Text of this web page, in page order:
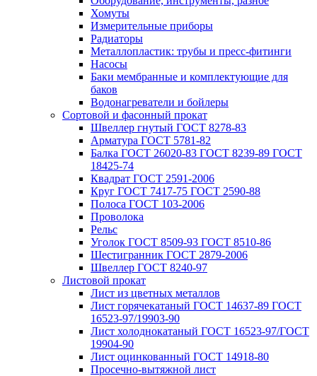
Хомуты
Измерительные приборы
Радиаторы
Металлопластик: трубы и пресс-фитинги
Насосы
Баки мембранные и комплектующие для
баков
Водонагреватели и бойлеры
Сортовой и фасонный прокат
Швеллер гнутый ГОСТ 8278-83
Арматура ГОСТ 5781-82
Балка ГОСТ 26020-83 ГОСТ 8239-89 ГОСТ
18425-74
Квадрат ГОСТ 2591-2006
Круг ГОСТ 7417-75 ГОСТ 2590-88
Полоса ГОСТ 103-2006
Проволока
Рельс
Уголок ГОСТ 8509-93 ГОСТ 8510-86
Шестигранник ГОСТ 2879-2006
Швеллер ГОСТ 8240-97
Листовой прокат
Лист из цветных металлов
Лист горячекатаный ГОСТ 14637-89 ГОСТ
16523-97/19903-90
Лист холоднокатаный ГОСТ 16523-97/ГОСТ
19904-90
Лист оцинкованный ГОСТ 14918-80
Просечно-вытяжной лист